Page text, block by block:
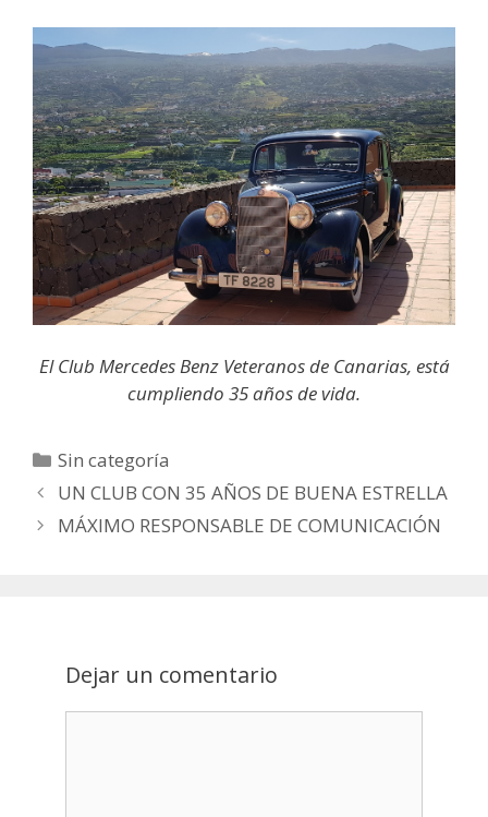
El Club Mercedes Benz Veteranos de Canarias, está
cumpliendo 35 años de vida.
Categorías
Sin categoría
Post
navigation
UN CLUB CON 35 AÑOS DE BUENA ESTRELLA
MÁXIMO RESPONSABLE DE COMUNICACIÓN
Dejar un comentario